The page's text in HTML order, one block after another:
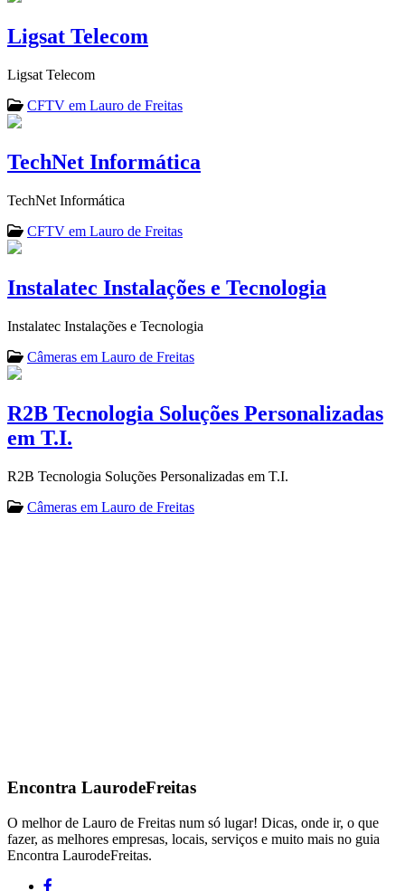
Ligsat Telecom
Ligsat Telecom
CFTV em Lauro de Freitas
TechNet Informática
TechNet Informática
CFTV em Lauro de Freitas
Instalatec Instalações e Tecnologia
Instalatec Instalações e Tecnologia
Câmeras em Lauro de Freitas
R2B Tecnologia Soluções Personalizadas
em T.I.
R2B Tecnologia Soluções Personalizadas em T.I.
Câmeras em Lauro de Freitas
Encontra LaurodeFreitas
O melhor de Lauro de Freitas num só lugar! Dicas, onde ir, o que
fazer, as melhores empresas, locais, serviços e muito mais no guia
Encontra LaurodeFreitas.